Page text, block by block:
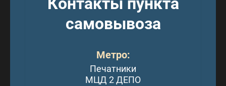
самовывоза
Метро:
Печатники
МЦД 2 ДЕПО